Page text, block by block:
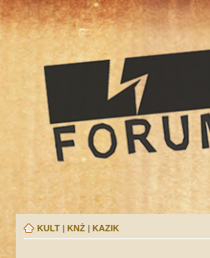
KULT | KNŻ | KAZIK